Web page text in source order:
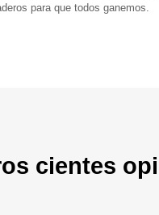
para que todos ganemos.
cientes